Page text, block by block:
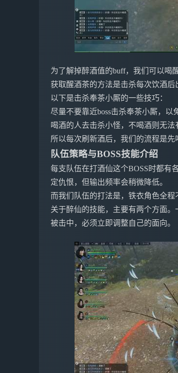
为了解掉醉酒值的buff，我们可以喝
获取醒酒茶的方法是击杀每次饮酒后
以下是击杀奉茶小厮的一些技巧：
尽量不要靠近boss击杀奉茶小厮，以
喝酒的人去击杀小怪，不喝酒则无法
所以每次刷新酒后，我们的流程是先
队伍策略与BOSS技能介绍
每支队伍在打酒仙这个BOSS时都有
定仇恨，但输出频率会稍微降低。
而我们队伍的打法是，铁衣角色全程
关于醉仙的技能，主要有两个方面
被击中，必须立即调整自己的面向。